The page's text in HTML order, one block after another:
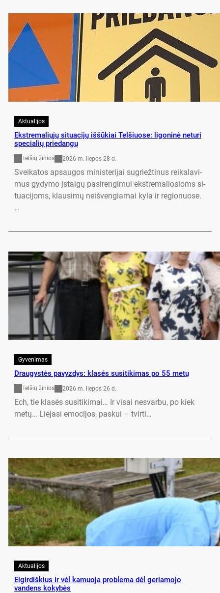
Aktualijos
Ekst­re­ma­liųjų si­tua­cijų iššū­kiai Tel­šiuo­se: li­go­ninė ne­tu­ri
spe­cia­lių prie­dangų
Telšių žinios 2026 m. liepos 28 d.
Svei­ka­tos ap­sau­gos mi­nis­te­ri­jai su­griež­ti­nus rei­ka­la­vi­
mus gy­dy­mo įstaigų pa­si­ren­gi­mui ekst­re­ma­lio­sioms si­
tua­ci­joms, klau­simų neiš­ven­gia­mai ky­la ir re­gio­nuo­se.
…
Gyvenimas
Drau­gystės pa­vyz­dys: klasės su­si­ti­ki­mas po 55 metų
Telšių žinios 2026 m. liepos 26 d.
Ech, tie klasės su­si­ti­ki­mai… Ir vi­sai ne­svar­bu, po kiek
metų… Lie­ja­si emo­ci­jos, pa­skui – tvir­ti…
Aktualijos
Eigirdiškius ir vėl kamuoja problema dėl geriamojo
vandens kokybės